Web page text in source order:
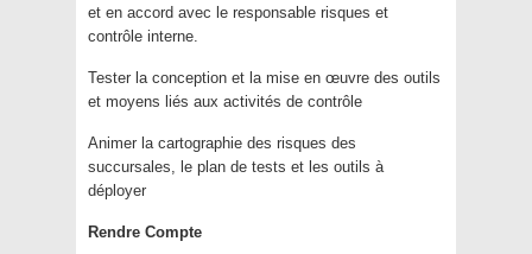
et en accord avec le responsable risques et
contrôle interne.
Tester la conception et la mise en œuvre des outils
et moyens liés aux activités de contrôle
Animer la cartographie des risques des
succursales, le plan de tests et les outils à
déployer
Rendre Compte